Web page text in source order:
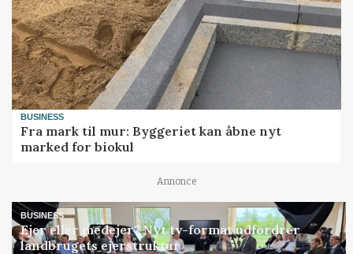
BUSINESS
Fra mark til mur: Byggeriet kan åbne nyt
marked for biokul
Annonce
BUSINESS
Ejer eller medejer? Nyt tv-format udfordrer
landbrugets ejerstruktur